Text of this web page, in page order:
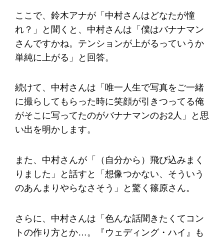
ここで、鈴木アナが「中村さんはどなたが憧
れ？」と聞くと、中村さんは「僕はバナナマン
さんですかね。テンションが上がるっていうか
単純に上がる」と回答。
続けて、中村さんは「唯一人生で写真をご一緒
に撮らしてもらった時に笑顔が引きつってる俺
がそこに写ってたのがバナナマンのお2人」と思
い出を明かします。
また、中村さんが「（自分から）飛び込みまく
りました」と話すと「想像つかない、そういう
のあんまりやらなさそう」と驚く篠原さん。
さらに、中村さんは「色んな話聞きたくてコン
トの作り方とか…。『ウェディング・ハイ』も